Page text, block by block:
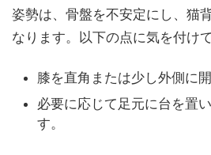
姿勢は、骨盤を不安定にし、猫
なります。以下の点に気を付け
膝を直角または少し外側に
必要に応じて足元に台を置
す。